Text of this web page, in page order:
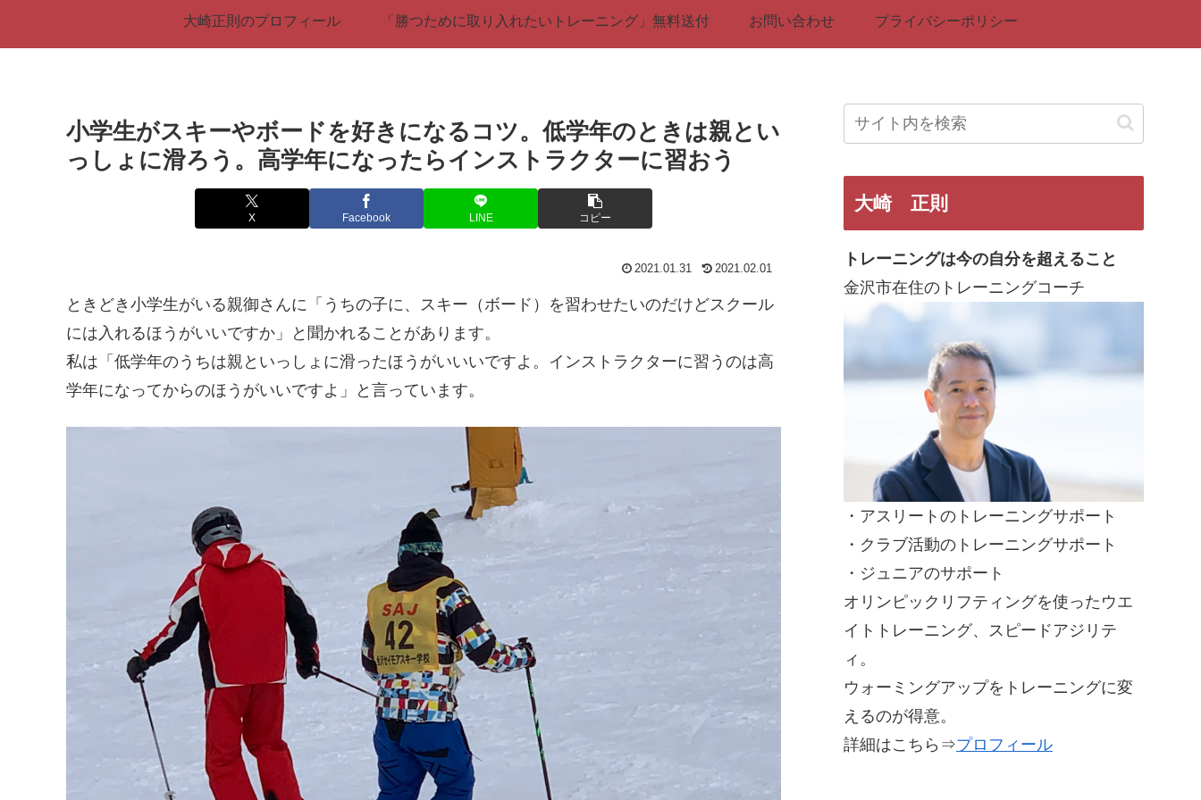
大崎正則のプロフィール 「勝つために取り入れたいトレーニング」無料送付 お問い合わせ プライバシーポリシー
小学生がスキーやボードを好きになるコツ。低学年のときは親とい
っしょに滑ろう。高学年になったらインストラクターに習おう
X Facebook LINE コピー
2021.01.31 2021.02.01
ときどき小学生がいる親御さんに「うちの子に、スキー（ボード）を習わせたいのだけどスクール
には入れるほうがいいですか」と聞かれることがあります。
私は「低学年のうちは親といっしょに滑ったほうがいいいですよ。インストラクターに習うのは高
学年になってからのほうがいいですよ」と言っています。
大崎 正則
トレーニングは今の自分を超えること
金沢市在住のトレーニングコーチ
・アスリートのトレーニングサポート
・クラブ活動のトレーニングサポート
・ジュニアのサポート
オリンピックリフティングを使ったウエ
イトトレーニング、スピードアジリテ
ィ。
ウォーミングアップをトレーニングに変
えるのが得意。
詳細はこちら⇒プロフィール